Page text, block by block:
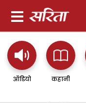
ऑडियो कहानी